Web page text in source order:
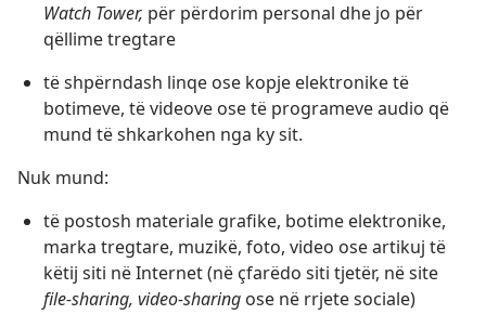
Watch Tower, për përdorim personal dhe jo për
qëllime tregtare
të shpërndash linqe ose kopje elektronike të
botimeve, të videove ose të programeve audio që
mund të shkarkohen nga ky sit.
Nuk mund:
të postosh materiale grafike, botime elektronike,
marka tregtare, muzikë, foto, video ose artikuj të
këtij siti në Internet (në çfarëdo siti tjetër, në site
file-sharing, video-sharing ose në rrjete sociale)